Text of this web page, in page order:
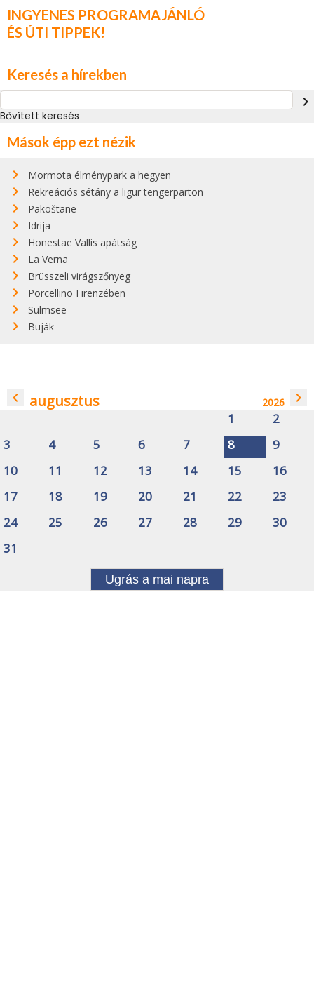
INGYENES PROGRAMAJÁNLÓ
ÉS ÚTI TIPPEK!
Keresés a hírekben
navigate_next
Bővített keresés
Mások épp ezt nézik
Mormota élménypark a hegyen
Rekreációs sétány a ligur tengerparton
Pakoštane
Idrija
Honestae Vallis apátság
La Verna
Brüsszeli virágszőnyeg
Porcellino Firenzében
Sulmsee
Buják
navigate_before augusztus 2026 navigate_next
1
2
3
4 5 6 7 8
9
10
11 12 13 14 15
16
17
18 19 20 21 22
23
24
25 26 27 28 29
30
31
Ugrás a mai napra